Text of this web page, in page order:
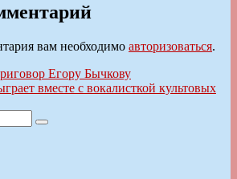
вам необходимо авторизоваться.
Егору Бычкову
вместе с вокалисткой культовых
Поиск